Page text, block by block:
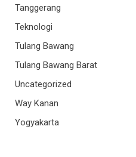
Tanggerang
Teknologi
Tulang Bawang
Tulang Bawang Barat
Uncategorized
Way Kanan
Yogyakarta